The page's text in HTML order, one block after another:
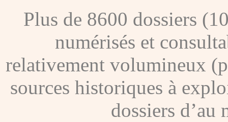
Plus de 8600 dossiers
numérisés et
relativement volumineux
sources historiques à
dossiers d’au